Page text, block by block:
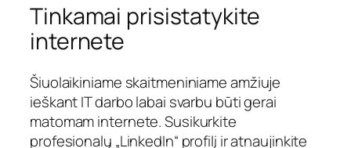
Tinkamai prisistatykite
internete
Šiuolaikiniame skaitmeniniame amžiuje
ieškant IT darbo labai svarbu būti gerai
matomam internete. Susikurkite
profesionalų „LinkedIn“ profilį ir atnaujinkite